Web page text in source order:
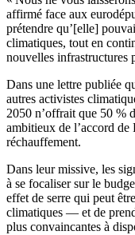
affirmé face aux
prétendre qu’[elle]
climatiques, tout en
nouvelles infrastructures
Dans une lettre publiée
autres activistes
2050 n’offrait que 50 %
ambitieux de l’accord
réchauffement.
Dans leur missive, les
à se focaliser sur le
effet de serre qui peut
climatiques — et de
plus convaincantes à